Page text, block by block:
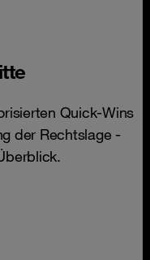
Quick-Wins
der Rechtslage -